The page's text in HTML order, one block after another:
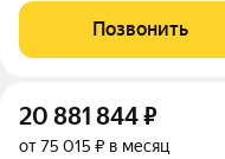
подогреваемыми
бизнес-класса. Аквазона
Позвонить
20 881 844₽
от 75 015 ₽ в месяц